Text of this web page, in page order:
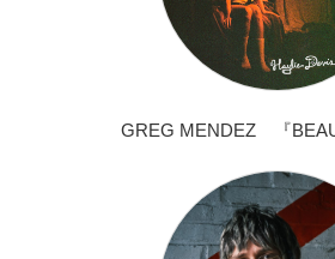
GREG MENDEZ 『